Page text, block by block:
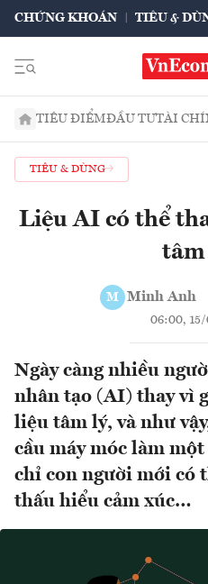
CHỨNG KHOÁN TIÊU &
TIÊU ĐIỂMĐẦU TƯTÀI
TIÊU & DÙNG
Liệu AI có thể
tâm
M Minh Anh
06:00,
Ngày càng nhiều
nhân tạo (AI) thay vì
liệu tâm lý, và như
cầu máy móc làm
chỉ con người mới có
thấu hiểu cảm xúc…